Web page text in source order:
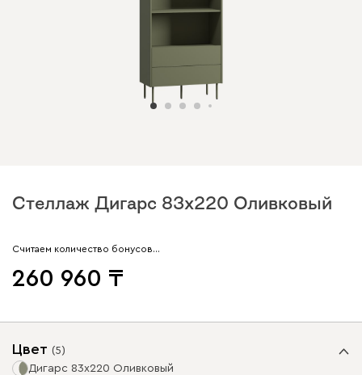
Стеллаж Дигарс 83x220 Оливковый
Считаем количество бонусов…
260 960
Цвет (5)
Дигарс 83x220 Оливковый